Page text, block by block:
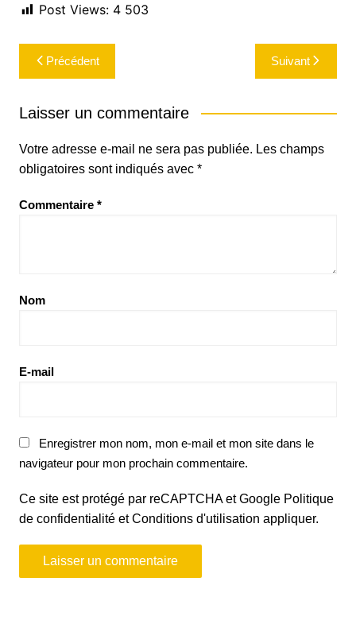
Post Views: 4 503
Navigation
de
l’article
Précédent Suivant
Laisser un commentaire
Votre adresse e-mail ne sera pas publiée. Les champs
obligatoires sont indiqués avec *
Commentaire *
Nom
E-mail
Enregistrer mon nom, mon e-mail et mon site dans le
navigateur pour mon prochain commentaire.
Ce site est protégé par reCAPTCHA et Google Politique
de confidentialitéetConditions d'utilisation appliquer.